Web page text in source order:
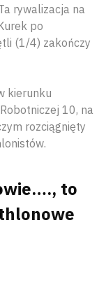
rywalizacja na
po
(1/4) zakończy
kierunku
10, na
rozciągnięty
to